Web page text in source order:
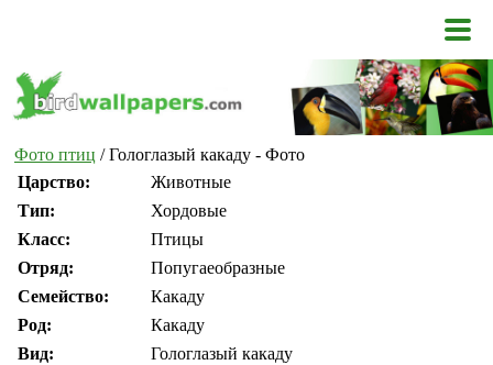
Фото птиц / Гологлазый какаду - Фото
Царство:
Животные
Тип:
Хордовые
Класс:
Птицы
Отряд:
Попугаеобразные
Семейство:
Какаду
Род:
Какаду
Вид:
Гологлазый какаду